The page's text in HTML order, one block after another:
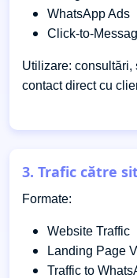
WhatsApp Ads
Click-to-
Utilizare: consultări,
contact direct cu
3. Trafic către
Formate:
Website Traffic
Landing Page
Traffic to